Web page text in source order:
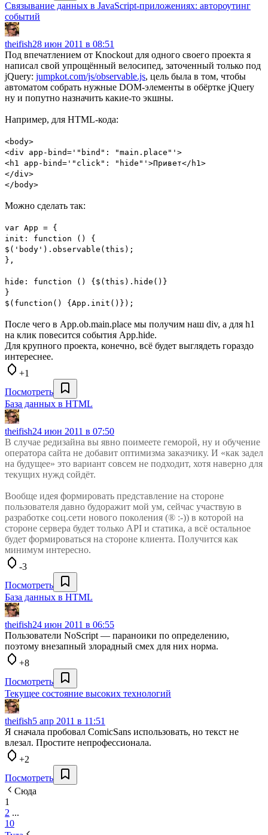
Cвязывание данных в JavaScript-приложениях: автороутинг
событий
theifish28 июн 2011 в 08:51
Под впечатлением от Knockout для одного своего проекта я
написал свой упрощённый велосипед, заточенный только под
jQuery: jumpkot.com/js/observable.js, цель была в том, чтобы
автоматом собрать нужные DOM-элементы в обёртке jQuery
ну и попутно назначить какие-то экшны.
Например, для HTML-кода:
<body>
<div app-bind='"bind": "main.place"'>
<h1 app-bind='"click": "hide"'>Привет</h1>
</div>
</body>
Можно сделать так:
var App = {
init: function () {
$('body').observable(this);
},
hide: function () {$(this).hide()}
}
$(function() {App.init()});
После чего в App.ob.main.place мы получим наш div, а для h1
на клик повесится события App.hide.
Для крупного проекта, конечно, всё будет выглядеть гораздо
интереснее.
+1
Посмотреть
База данных в HTML
theifish24 июн 2011 в 07:50
В случае редизайна вы явно поимеете геморой, ну и обучение
оператора сайта не добавит оптимизма заказчику. И «как задел
на будущее» это вариант совсем не подходит, хотя наверно для
текущих нужд сойдёт.
Вообще идея формировать представление на стороне
пользователя давно будоражит мой ум, сейчас участвую в
разработке соц.сети нового поколения (® :-)) в которой на
стороне сервера будет только API и статика, а всё остальное
будет формироваться на стороне клиента. Получится как
минимум интересно.
-3
Посмотреть
База данных в HTML
theifish24 июн 2011 в 06:55
Пользователи NoScript — параноики по определению,
поэтому внезапный злорадный смех для них норма.
+8
Посмотреть
Текущее состояние высоких технологий
theifish5 апр 2011 в 11:51
Я сначала пробовал ComicSans использовать, но текст не
влезал. Простите непрофессионала.
+2
Посмотреть
Сюда
1
2 ...
10